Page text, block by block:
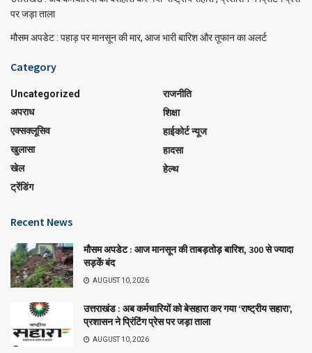
पर जड़ा ताला
मौसम अपडेट : पहाड़ पर मानसून की मार, आज भारी बारिश और तूफान का अलर्ट
Category
Uncategorized
अपराध
एक्सक्लूसिव
खुलासा
खेल
ट्रेंडिंग
राजनीति
शिक्षा
हाईकोर्ट न्यूज
हादसा
हेल्थ
Recent News
मौसम अपडेट : आज मानसून की ताबड़तोड़ बारिश, 300 से ज्यादा
सड़कें बंद
AUGUST 10, 2026
उत्तराखंड : अब कर्मचारियों को बेसहारा कर गया ‘राष्ट्रीय सहारा’,
प्रशासन ने प्रिंटिंग प्रेस पर जड़ा ताला
AUGUST 10, 2026